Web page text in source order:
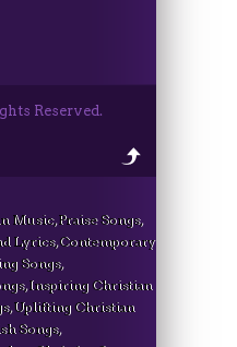
Reserved.
Music, Praise Songs,
Lyrics, Contemporary
Songs,
Inspiring Christian
Uplifting Christian
Songs,